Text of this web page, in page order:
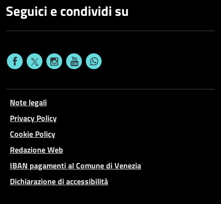
Seguici e condividi su
Note legali
Privacy Policy
Cookie Policy
Redazione Web
IBAN pagamenti al Comune di Venezia
Dichiarazione di accessibilità